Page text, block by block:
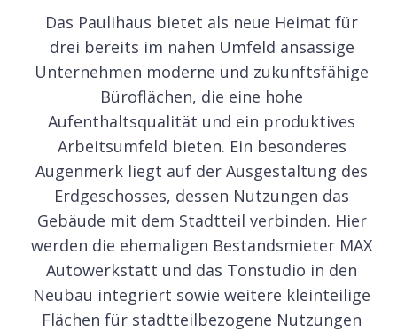
Das Paulihaus bietet als neue Heimat für
drei bereits im nahen Umfeld ansässige
Unternehmen moderne und zukunftsfähige
Büroflächen, die eine hohe
Aufenthaltsqualität und ein produktives
Arbeitsumfeld bieten. Ein besonderes
Augenmerk liegt auf der Ausgestaltung des
Erdgeschosses, dessen Nutzungen das
Gebäude mit dem Stadtteil verbinden. Hier
werden die ehemaligen Bestandsmieter MAX
Autowerkstatt und das Tonstudio in den
Neubau integriert sowie weitere kleinteilige
Flächen für stadtteilbezogene Nutzungen